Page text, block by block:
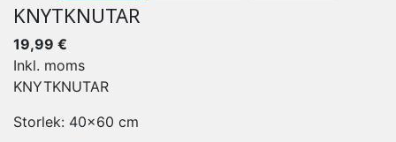
KNYTKNUTAR
19,99 €
Inkl. moms
KNYTKNUTAR
Storlek: 40x60 cm